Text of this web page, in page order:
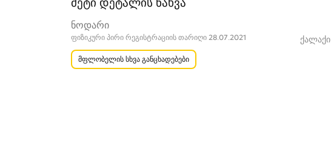
მეტი დეტალის ნახვა
ნოდარი
ფიზიკური პირი რეგისტრაციის თარიღი 28.07.2021
მფლობელის სხვა განცხადებები
ქალაქი